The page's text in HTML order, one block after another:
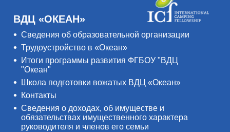
ВДЦ «ОКЕАН»
Сведения об образовательной организации
Трудоустройство в «Океан»
Итоги программы развития ФГБОУ "ВДЦ
"Океан"
Школа подготовки вожатых ВДЦ «Океан»
Контакты
Сведения о доходах, об имуществе и
обязательствах имущественного характера
руководителя и членов его семьи